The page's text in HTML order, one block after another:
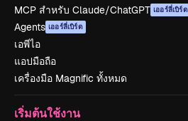
MCP สำหรับ Claude/ChatGPT เออร์ลี่เบิร์ด
Agents เออร์ลี่เบิร์ด
เอพีไอ
แอปมือถือ
เครื่องมือ Magnific ทั้งหมด
เริ่มต้นใช้งาน